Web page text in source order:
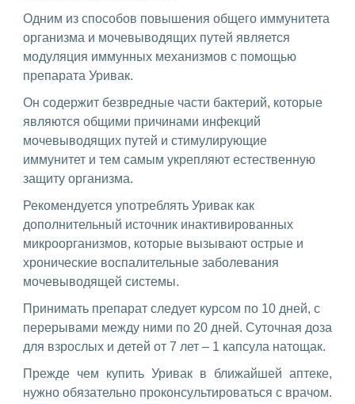
Одним из способов повышения общего иммунитета
организма и мочевыводящих путей является
модуляция иммунных механизмов с помощью
препарата Уривак.
Он содержит безвредные части бактерий, которые
являются общими причинами инфекций
мочевыводящих путей и стимулирующие
иммунитет и тем самым укрепляют естественную
защиту организма.
Рекомендуется употреблять Уривак как
дополнительный источник инактивированных
микроорганизмов, которые вызывают острые и
хронические воспалительные заболевания
мочевыводящей системы.
Принимать препарат следует курсом по 10 дней, с
перерывами между ними по 20 дней. Суточная доза
для взрослых и детей от 7 лет – 1 капсула натощак.
Прежде чем купить Уривак в ближайшей аптеке,
нужно обязательно проконсультироваться с врачом.